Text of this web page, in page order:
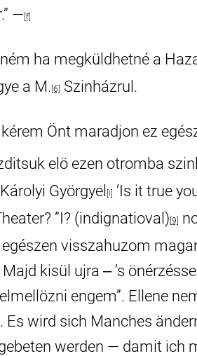
—[f]
ha megküldhetné a
a M.[6] Szinházrul.
Önt maradjon ez
elö ezen otromba
Györgyel
[i] ’Is it true
”I? (indignatioval) [9]
egészen visszahuzom
kisül ujra ‒ ’s
engem”. Ellene
Es wird sich Manches
werden — damit ich